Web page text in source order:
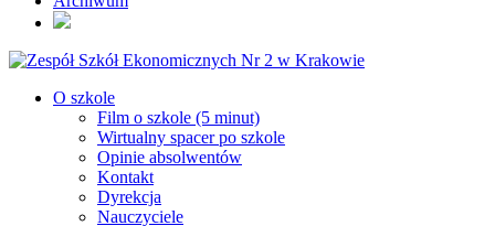
O szkole
Film o szkole (5 minut)
Wirtualny spacer po szkole
Opinie absolwentów
Kontakt
Dyrekcja
Nauczyciele